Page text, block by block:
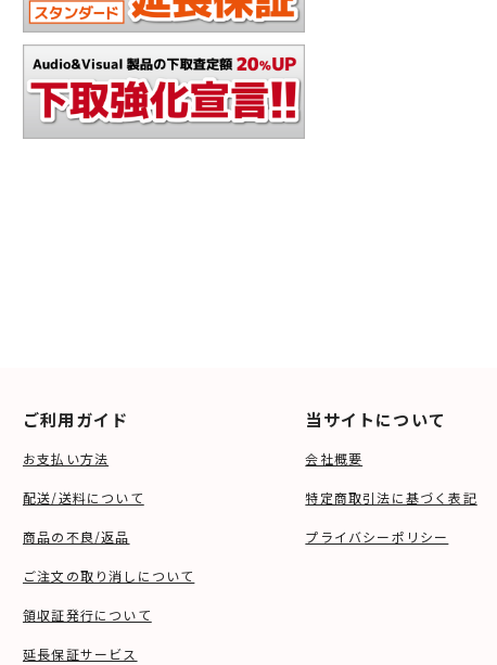
ご利用ガイド
お支払い方法
配送/送料について
商品の不良/返品
ご注文の取り消しについて
領収証発行について
延長保証サービス
当サイトについて
会社概要
特定商取引法に基づく表記
プライバシーポリシー